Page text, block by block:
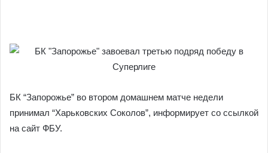
БК “Запорожье” во втором домашнем матче недели
принимал “Харьковских Соколов”, информирует со ссылкой
на сайт ФБУ.